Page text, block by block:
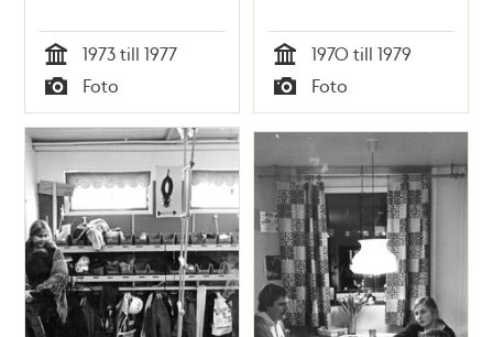
Tid
1973 till 1977
Typ
Foto Tid
1970 till 1979
Typ
Foto